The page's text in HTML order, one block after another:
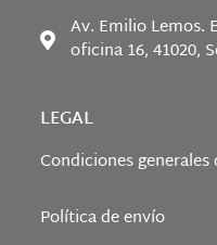
Av. Emilio Lemos.
oficina 16, 41020,
LEGAL
Condiciones
Política de envío